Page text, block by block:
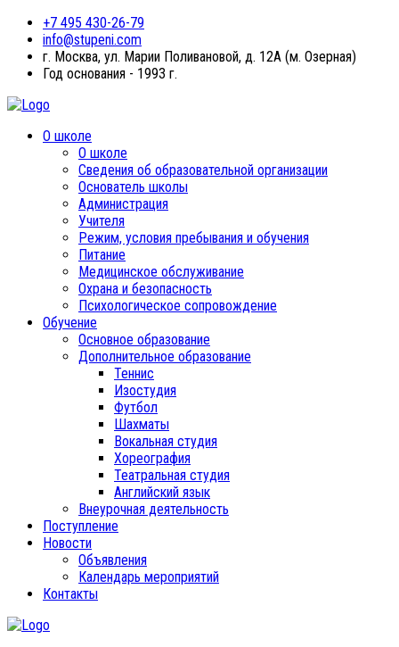
+7 495 430-26-79
info@stupeni.com
г. Москва, ул. Марии Поливановой, д. 12А (м. Озерная)
Год основания - 1993 г.
О школе
О школе
Сведения об образовательной организации
Основатель школы
Администрация
Учителя
Режим, условия пребывания и обучения
Питание
Медицинское обслуживание
Охрана и безопасность
Психологическое сопровождение
Обучение
Основное образование
Дополнительное образование
Теннис
Изостудия
Футбол
Шахматы
Вокальная студия
Хореография
Театральная студия
Английский язык
Внеурочная деятельность
Поступление
Новости
Объявления
Календарь мероприятий
Контакты